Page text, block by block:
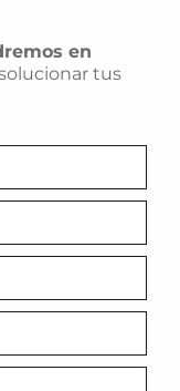
en
tus